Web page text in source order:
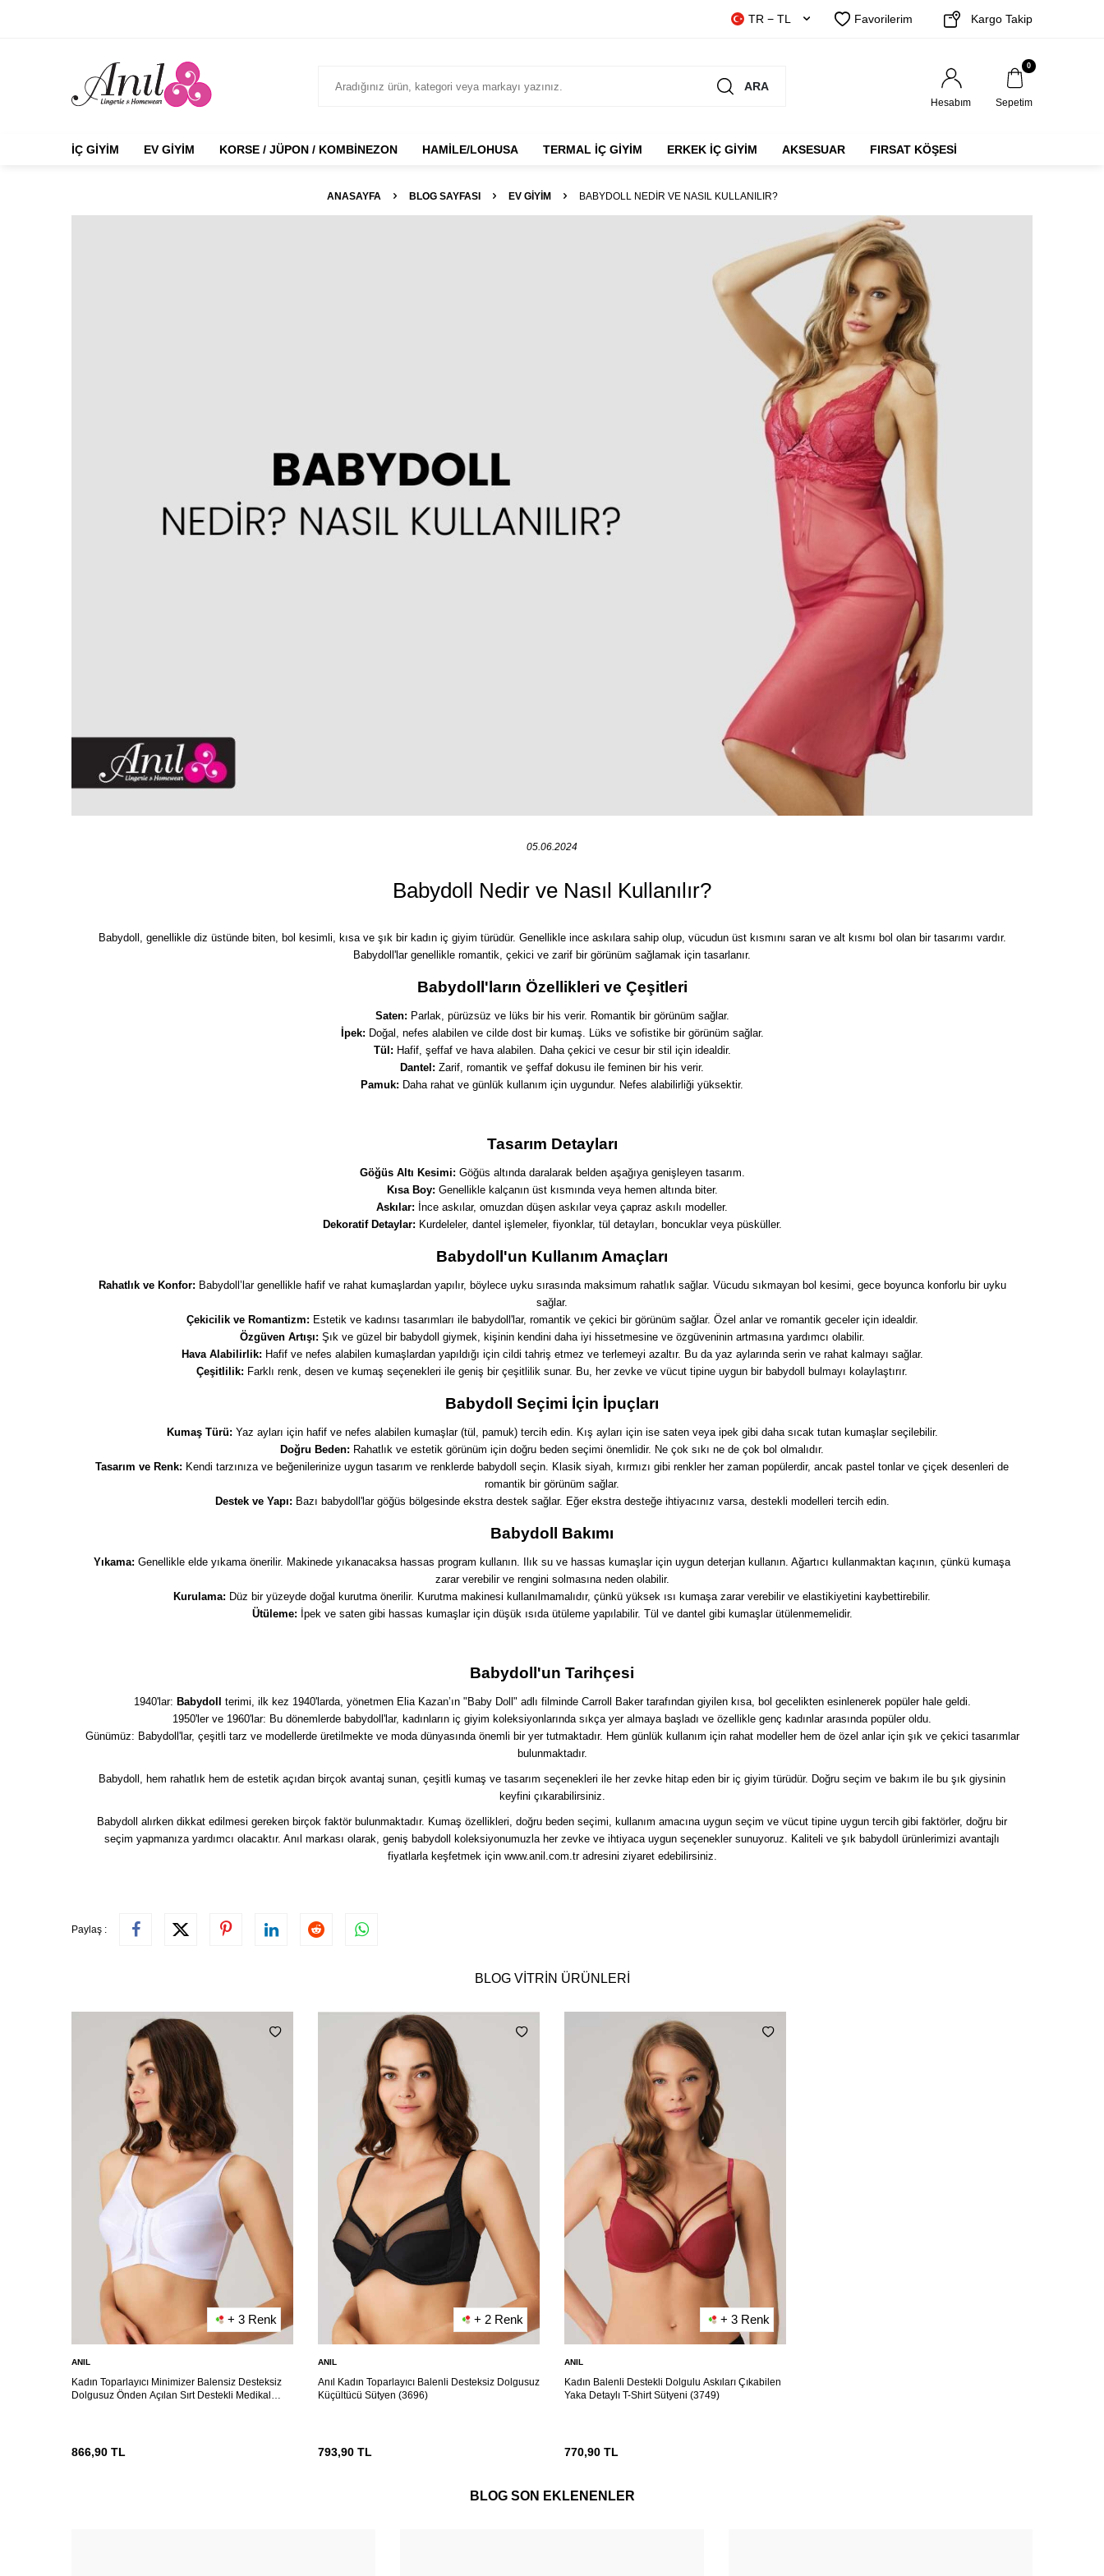
TR − TL Favorilerim Kargo Takip
ARA
Hesabım
0
Sepetim
İÇ GIYIM EV GIYIM KORSE / JÜPON / KOMBINEZON HAMILE/LOHUSA TERMAL İÇ GIYIM ERKEK İÇ GIYIM AKSESUAR FIRSAT KÖŞESİ
ANASAYFA BLOG SAYFASI EV GIYIM BABYDOLL NEDIR VE NASIL KULLANILIR?
05.06.2024
Babydoll Nedir ve Nasıl Kullanılır?
Babydoll, genellikle diz üstünde biten, bol kesimli, kısa ve şık bir kadın iç giyim türüdür. Genellikle ince askılara sahip olup, vücudun üst kısmını saran ve alt kısmı bol olan bir tasarımı vardır.
Babydoll'lar genellikle romantik, çekici ve zarif bir görünüm sağlamak için tasarlanır.
Babydoll'ların Özellikleri ve Çeşitleri
Saten: Parlak, pürüzsüz ve lüks bir his verir. Romantik bir görünüm sağlar.
İpek: Doğal, nefes alabilen ve cilde dost bir kumaş. Lüks ve sofistike bir görünüm sağlar.
Tül: Hafif, şeffaf ve hava alabilen. Daha çekici ve cesur bir stil için idealdir.
Dantel: Zarif, romantik ve şeffaf dokusu ile feminen bir his verir.
Pamuk: Daha rahat ve günlük kullanım için uygundur. Nefes alabilirliği yüksektir.
Tasarım Detayları
Göğüs Altı Kesimi: Göğüs altında daralarak belden aşağıya genişleyen tasarım.
Kısa Boy: Genellikle kalçanın üst kısmında veya hemen altında biter.
Askılar: İnce askılar, omuzdan düşen askılar veya çapraz askılı modeller.
Dekoratif Detaylar: Kurdeleler, dantel işlemeler, fiyonklar, tül detayları, boncuklar veya püsküller.
Babydoll'un Kullanım Amaçları
Rahatlık ve Konfor: Babydoll’lar genellikle hafif ve rahat kumaşlardan yapılır, böylece uyku sırasında maksimum rahatlık sağlar. Vücudu sıkmayan bol kesimi, gece boyunca konforlu bir uyku
sağlar.
Çekicilik ve Romantizm: Estetik ve kadınsı tasarımları ile babydoll'lar, romantik ve çekici bir görünüm sağlar. Özel anlar ve romantik geceler için idealdir.
Özgüven Artışı: Şık ve güzel bir babydoll giymek, kişinin kendini daha iyi hissetmesine ve özgüveninin artmasına yardımcı olabilir.
Hava Alabilirlik: Hafif ve nefes alabilen kumaşlardan yapıldığı için cildi tahriş etmez ve terlemeyi azaltır. Bu da yaz aylarında serin ve rahat kalmayı sağlar.
Çeşitlilik: Farklı renk, desen ve kumaş seçenekleri ile geniş bir çeşitlilik sunar. Bu, her zevke ve vücut tipine uygun bir babydoll bulmayı kolaylaştırır.
Babydoll Seçimi İçin İpuçları
Kumaş Türü: Yaz ayları için hafif ve nefes alabilen kumaşlar (tül, pamuk) tercih edin. Kış ayları için ise saten veya ipek gibi daha sıcak tutan kumaşlar seçilebilir.
Doğru Beden: Rahatlık ve estetik görünüm için doğru beden seçimi önemlidir. Ne çok sıkı ne de çok bol olmalıdır.
Tasarım ve Renk: Kendi tarzınıza ve beğenilerinize uygun tasarım ve renklerde babydoll seçin. Klasik siyah, kırmızı gibi renkler her zaman popülerdir, ancak pastel tonlar ve çiçek desenleri de
romantik bir görünüm sağlar.
Destek ve Yapı: Bazı babydoll'lar göğüs bölgesinde ekstra destek sağlar. Eğer ekstra desteğe ihtiyacınız varsa, destekli modelleri tercih edin.
Babydoll Bakımı
Yıkama: Genellikle elde yıkama önerilir. Makinede yıkanacaksa hassas program kullanın. Ilık su ve hassas kumaşlar için uygun deterjan kullanın. Ağartıcı kullanmaktan kaçının, çünkü kumaşa
zarar verebilir ve rengini solmasına neden olabilir.
Kurulama: Düz bir yüzeyde doğal kurutma önerilir. Kurutma makinesi kullanılmamalıdır, çünkü yüksek ısı kumaşa zarar verebilir ve elastikiyetini kaybettirebilir.
Ütüleme: İpek ve saten gibi hassas kumaşlar için düşük ısıda ütüleme yapılabilir. Tül ve dantel gibi kumaşlar ütülenmemelidir.
Babydoll'un Tarihçesi
1940'lar: Babydoll
terimi, ilk kez 1940'larda, yönetmen Elia Kazan’ın "Baby Doll" adlı filminde Carroll Baker tarafından giyilen kısa, bol gecelikten esinlenerek popüler hale geldi.
1950'ler ve 1960'lar: Bu dönemlerde babydoll'lar, kadınların iç giyim koleksiyonlarında sıkça yer almaya başladı ve özellikle genç kadınlar arasında popüler oldu.
Günümüz: Babydoll'lar, çeşitli tarz ve modellerde üretilmekte ve moda dünyasında önemli bir yer tutmaktadır. Hem günlük kullanım için rahat modeller hem de özel anlar için şık ve çekici tasarımlar
bulunmaktadır.
Babydoll, hem rahatlık hem de estetik açıdan birçok avantaj sunan, çeşitli kumaş ve tasarım seçenekleri ile her zevke hitap eden bir iç giyim türüdür. Doğru seçim ve bakım ile bu şık giysinin
keyfini çıkarabilirsiniz.
Babydoll alırken dikkat edilmesi gereken birçok faktör bulunmaktadır. Kumaş özellikleri, doğru beden seçimi, kullanım amacına uygun seçim ve vücut tipine uygun tercih gibi faktörler, doğru bir
seçim yapmanıza yardımcı olacaktır. Anıl markası olarak, geniş babydoll koleksiyonumuzla her zevke ve ihtiyaca uygun seçenekler sunuyoruz. Kaliteli ve şık babydoll ürünlerimizi avantajlı
fiyatlarla keşfetmek için www.anil.com.tr adresini ziyaret edebilirsiniz.
Paylaş :
BLOG VITRIN ÜRÜNLERI
+ 3 Renk
ANIL
Kadın Toparlayıcı Minimizer Balensiz Desteksiz
Dolgusuz Önden Açılan Sırt Destekli Medikal
866,90 TL
+ 2 Renk
ANIL
Anıl Kadın Toparlayıcı Balenli Desteksiz Dolgusuz
Küçültücü Sütyen (3696)
793,90 TL
+ 3 Renk
ANIL
Kadın Balenli Destekli Dolgulu Askıları Çıkabilen
Yaka Detaylı T-Shirt Sütyeni (3749)
770,90 TL
BLOG SON EKLENENLER